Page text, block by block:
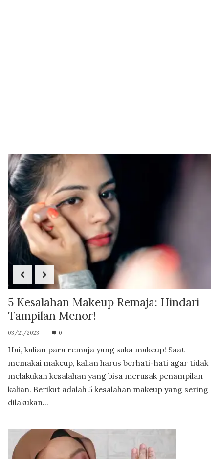
5 Kesalahan Makeup Remaja: Hindari
Tampilan Menor!
03/21/2023 0
Hai, kalian para remaja yang suka makeup! Saat
memakai makeup, kalian harus berhati-hati agar tidak
melakukan kesalahan yang bisa merusak penampilan
kalian. Berikut adalah 5 kesalahan makeup yang sering
dilakukan...